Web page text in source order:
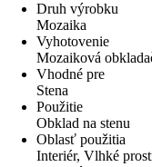
Druh výrobku
Mozaika
Vyhotovenie
Mozaiková
Vhodné pre
Stena
Použitie
Obklad na stenu
Oblasť použitia
Interiér, Vlhké